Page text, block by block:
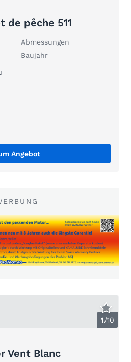
de pêche 511
Abmessungen
Baujahr
Angebot
1/10
Vent Blanc